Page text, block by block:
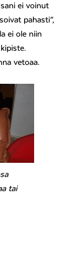
ei voinut
pahasti”,
ei ole niin
vetoaa.
tai